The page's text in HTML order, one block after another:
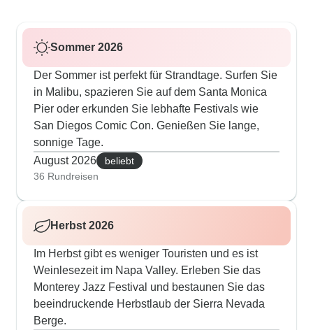
Sommer 2026
Der Sommer ist perfekt für Strandtage. Surfen Sie
in Malibu, spazieren Sie auf dem Santa Monica
Pier oder erkunden Sie lebhafte Festivals wie
San Diegos Comic Con. Genießen Sie lange,
sonnige Tage.
August 2026
beliebt
36 Rundreisen
Herbst 2026
Im Herbst gibt es weniger Touristen und es ist
Weinlesezeit im Napa Valley. Erleben Sie das
Monterey Jazz Festival und bestaunen Sie das
beeindruckende Herbstlaub der Sierra Nevada
Berge.